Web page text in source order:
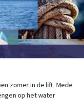
zomer in de lift. Mede
op het water